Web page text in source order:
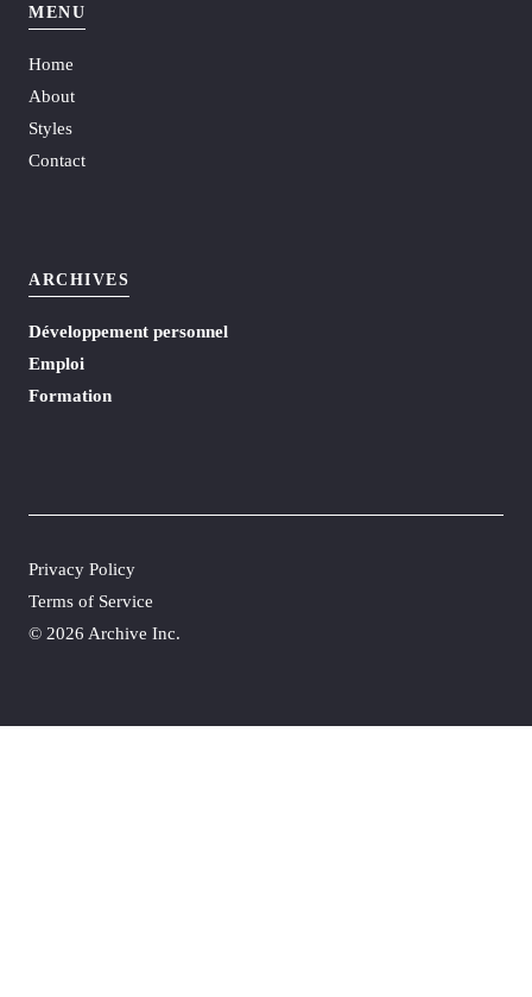
MENU
Home
About
Styles
Contact
ARCHIVES
Développement personnel
Emploi
Formation
© 2026 Archive Inc.
Privacy Policy
Terms of Service